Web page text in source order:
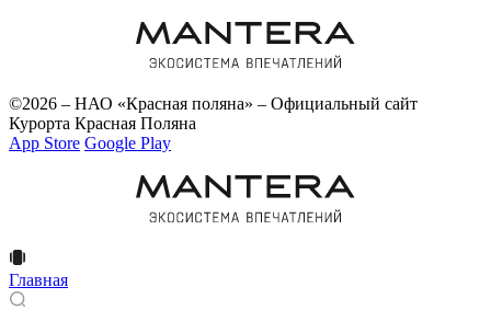
©2026 – НАО «Красная поляна» – Официальный сайт
Курорта Красная Поляна
App Store Google Play
Главная